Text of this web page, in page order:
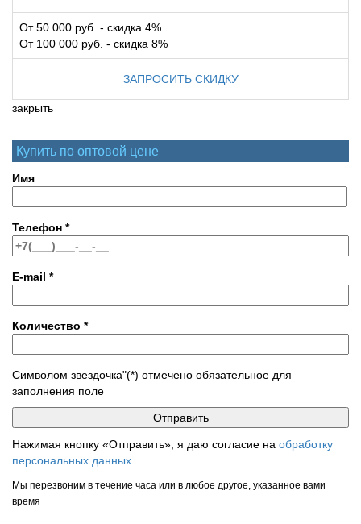
От 50 000 руб. - скидка 4%
От 100 000 руб. - скидка 8%
ЗАПРОСИТЬ СКИДКУ
закрыть
Купить по оптовой цене
Имя
Телефон *
E-mail *
Количество *
Символом звездочка"(*) отмечено обязательное для
заполнения поле
Нажимая кнопку «Отправить», я даю согласие на обработку
персональных данных
Мы перезвоним в течение часа или в любое другое, указанное вами
время